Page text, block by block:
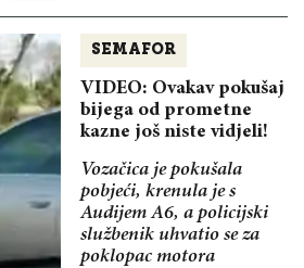
SEMAFOR
VIDEO: Ovakav pokušaj
bijega od prometne
kazne još niste vidjeli!
Vozačica je pokušala
pobjeći, krenula je s
Audijem A6, a policijski
službenik uhvatio se za
poklopac motora